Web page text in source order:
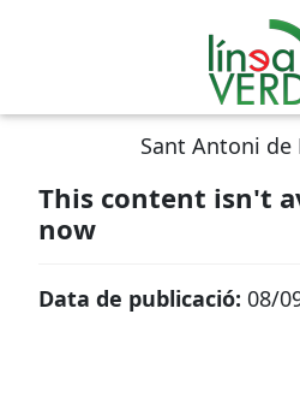
Sant Antoni de
This content isn't
now
Data de publicació: 08/